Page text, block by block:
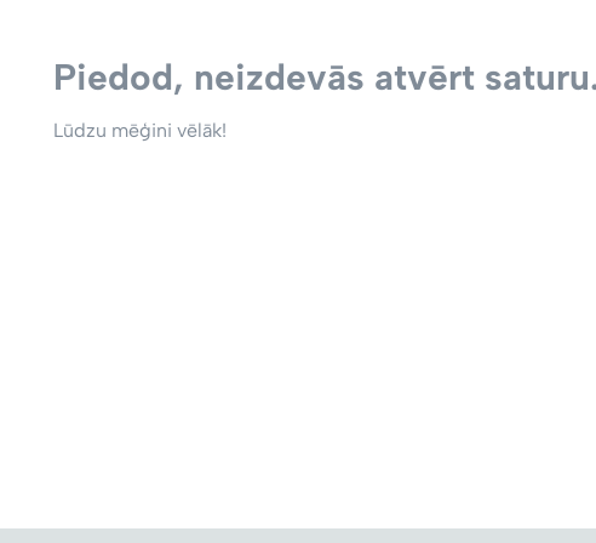
Piedod, neizdevās atvērt
Lūdzu mēģini vēlāk!